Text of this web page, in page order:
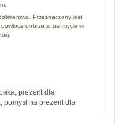
Przeznaczony jest
dobrze znosi mycie w
prezent dla
pomysł na prezent dla